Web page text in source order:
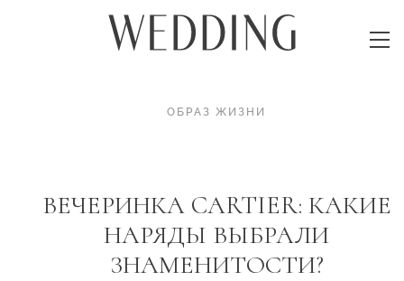
ОБРАЗ ЖИЗНИ
ВЕЧЕРИНКА CARTIER: КАКИЕ
НАРЯДЫ ВЫБРАЛИ
ЗНАМЕНИТОСТИ?